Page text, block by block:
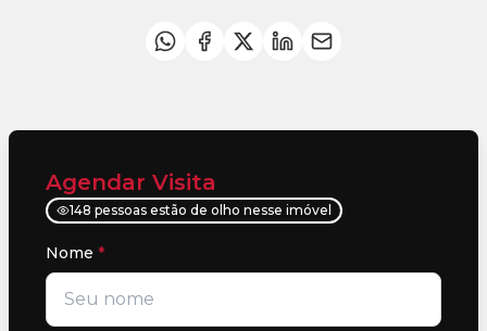
Agendar Visita
148 pessoas estão de olho nesse imóvel
Nome *